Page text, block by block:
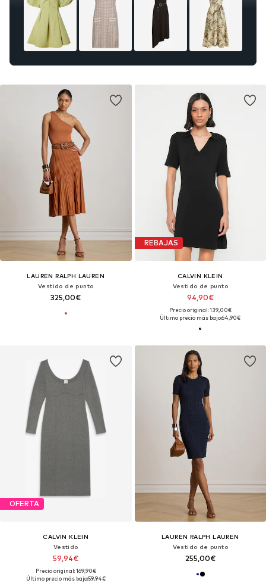
LAUREN RALPH LAUREN
Vestido de punto
325,00€
REBAJAS
CALVIN KLEIN
Vestido de punto
94,90€
Precio original: 139,00€
Último precio más bajo:64,90€
OFERTA
CALVIN KLEIN
Vestido
59,94€
Precio original: 169,90€
Último precio más bajo:59,94€
LAUREN RALPH LAUREN
Vestido de punto
255,00€